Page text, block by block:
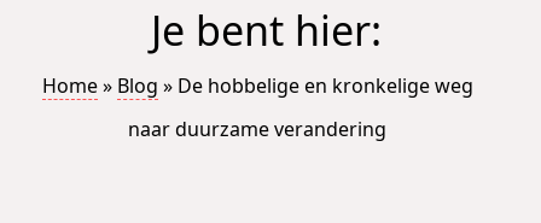
Je bent hier:
Home» Blog »De hobbelige en kronkelige weg
naar duurzame verandering